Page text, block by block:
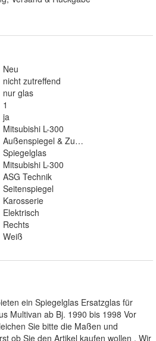
Neu
nicht zutreffend
nur glas
1
ja
Mitsubishi L-300
Außenspiegel & Zubehör
Spiegelglas
Mitsubishi L-300
ASG Technik
Seitenspiegel
Karosserie
Elektrisch
Rechts
Weiß
ein Spiegelglas Ersatzglas für
Multivan ab Bj. 1990 bis 1998 Vor
Sie bitte die Maßen und
ob Sie den Artikel kaufen wollen . Wir